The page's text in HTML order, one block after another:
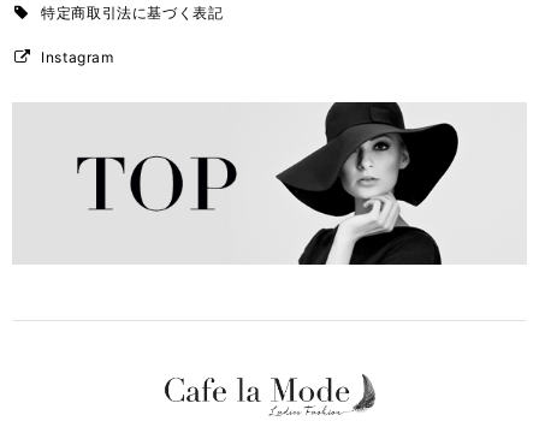
特定商取引法に基づく表記
Instagram